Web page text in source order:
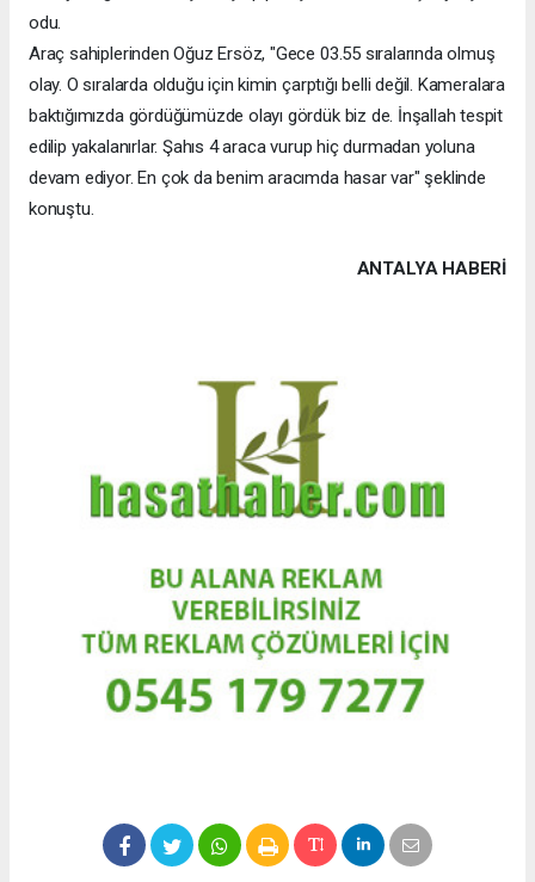
odu.
Araç sahiplerinden Oğuz Ersöz, "Gece 03.55 sıralarında olmuş
olay. O sıralarda olduğu için kimin çarptığı belli değil. Kameralara
baktığımızda gördüğümüzde olayı gördük biz de. İnşallah tespit
edilip yakalanırlar. Şahıs 4 araca vurup hiç durmadan yoluna
devam ediyor. En çok da benim aracımda hasar var" şeklinde
konuştu.
ANTALYA HABERİ